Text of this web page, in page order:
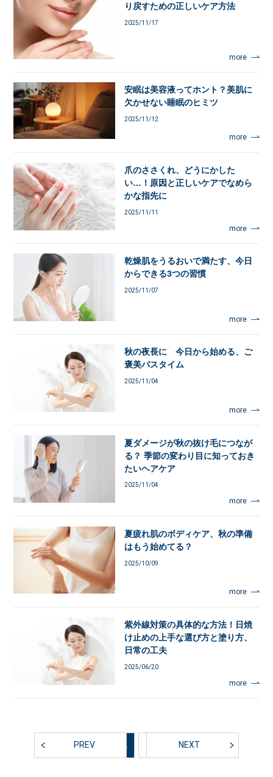
り戻すための正しいケア方法
2025/11/17
more
安眠は美容液ってホント？美肌に
欠かせない睡眠のヒミツ
2025/11/12
more
爪のささくれ、どうにかした
い…！原因と正しいケアでなめら
かな指先に
2025/11/11
more
乾燥肌をうるおいで満たす、今日
からできる3つの習慣
2025/11/07
more
秋の夜長に 今日から始める、ご
褒美バスタイム
2025/11/04
more
夏ダメージが秋の抜け毛につなが
る？ 季節の変わり目に知っておき
たいヘアケア
2025/11/04
more
夏疲れ肌のボディケア、秋の準備
はもう始めてる？
2025/10/09
more
紫外線対策の具体的な方法！日焼
け止めの上手な選び方と塗り方、
日常の工夫
2025/06/20
more
PREV 3 NEXT